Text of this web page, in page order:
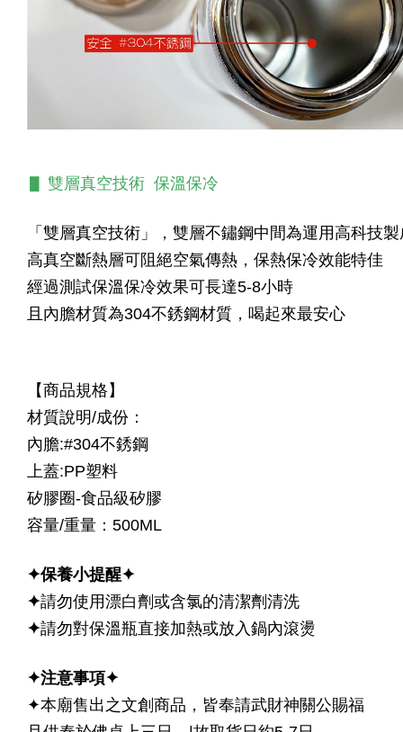
▋ 雙層真空技術 保溫保冷
「雙層真空技術」， 雙層不鏽鋼中間為運用高科技製
高真空斷熱層可阻絕空氣傳熱 ， 保熱保冷效能特佳
經過測試保溫保冷效果可長達5-8小時
且內膽材質為304不銹鋼材質 ， 喝起來最安心
【商品規格】
材質說明/成份：
內膽:#304不銹鋼
上蓋:PP塑料
矽膠圈-食品級矽膠
容量/重量：500ML
✦保養小提醒✦
✦請勿使用漂白劑或含氯的清潔劑清洗
✦請勿對保溫瓶直接加熱或放入鍋內滾燙
✦注意事項✦
✦本廟售出之文創商品，皆奉請武財神關公賜福